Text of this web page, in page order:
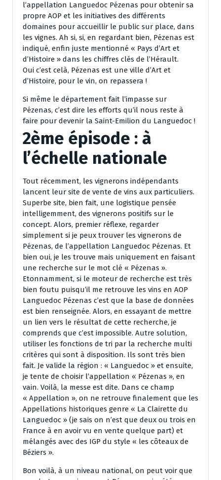
l’appellation Languedoc Pézenas pour obtenir sa
propre AOP et les initiatives des différents
domaines pour accueillir le public sur place, dans
les vignes. Ah si, si, en regardant bien, Pézenas est
indiqué, enfin juste mentionné « Pays d’Art et
d’Histoire » dans les chiffres clés de l’Hérault.
Oui c’est celà, Pézenas est une ville d’Art et
d’Histoire, pour le vin, on repassera !
Si même le département fait l’impasse sur
Pézenas, c’est dire les efforts qu’il nous reste à
faire pour devenir la Saint-Emilion du Languedoc !
2ème épisode : à
l’échelle nationale
Tout récemment, les vignerons indépendants
lancent leur site de vente de vins aux particuliers.
Superbe site, bien fait, une logistique pensée
intelligemment, des vignerons positifs sur le
concept. Alors, premier réflexe, regarder
simplement si je peux trouver les vignerons de
Pézenas, de l’appellation Languedoc Pézenas. Et
bien oui, je les trouve mais uniquement en faisant
une recherche sur le mot clé « Pézenas ».
Etonnamment, si le moteur de recherche est très
bien foutu puisqu’il me retrouve les vins en AOP
Languedoc Pézenas c’est que la base de données
est bien renseignée. Alors, en essayant de mettre
un lien vers le résultat de cette recherche, je
comprends que c’est impossible. Autre solution,
utiliser les fonctions de tri par la recherche multi
critères qui sont à disposition. Ils sont très bien
fait. Je valide la région : « Languedoc » et ensuite,
je tente de choisir l’appellation « Pézenas », en
vain. Voilà, la messe est dite. Dans ce champ
« Appellation », on ne retrouve finalement que les
Appellations historiques genre « La Clairette du
Languedoc » (je sais on n’est que deux ou trois en
France à en avoir vu en vente quelque part) et
mélangés avec des IGP du style « les côteaux de
Béziers ».
Bon voilà, à un niveau national, on peut voir que